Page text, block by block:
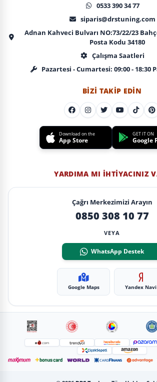
0533 390 34 77
siparis@drstuning.com
Adnan Kahveci Bulvarı NO:73/22/23
Posta Kodu 34180
Çalışma Saatleri
Pazartesi - Cumartesi: 09:00 - 18:30
BIZI TAKIP EDIN
Download on the
App Store
GET IT ON
Google
YARDIMA MI İHTIYACINIZ
Çağrı Merkezimizi Arayın
0850 308 10 77
VEYA
WhatsApp Destek
Google Maps Yandex Navi